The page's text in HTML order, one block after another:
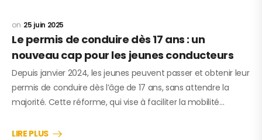
25 juin 2025
Le permis de conduire dès 17 ans : un
nouveau cap pour les jeunes conducteurs
Depuis janvier 2024, les jeunes peuvent passer et obtenir leur
permis de conduire dès l’âge de 17 ans, sans attendre la
majorité. Cette réforme, qui vise à faciliter la mobilité…
LIRE PLUS